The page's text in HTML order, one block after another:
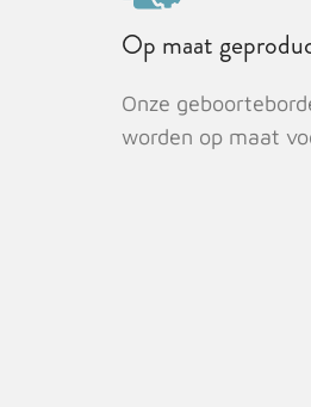
Op maat
Onze
worden op maat